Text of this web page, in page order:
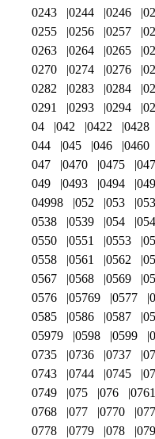
0243
0244 0246
0255
0256 0257
0263
0264 0265
0270
0274 0276
0282
0283 0284
0291
0293 0294
04
042 0422 0428
044
045 046 0460
047
0470 0475
049
0493 0494
04998
052 053
0538
0539 054
0550
0551 0553
0558
0561 0562
0567
0568 0569
0576
05769 0577
0585
0586 0587
05979
0598 0599
0735
0736 0737
0743
0744 0745
0749
075 076 0761
0768
077 0770
0778
0779 078 079